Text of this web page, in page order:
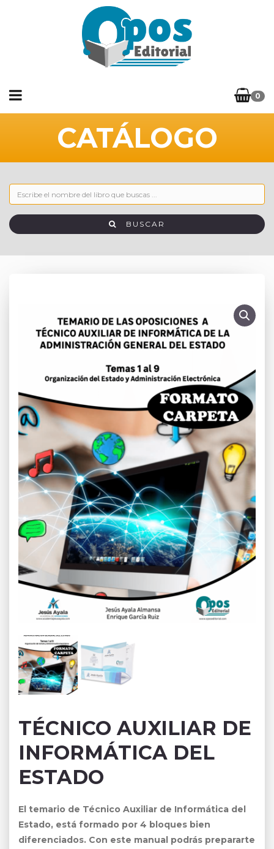
0
CATÁLOGO
BUSCAR
TÉCNICO AUXILIAR DE
INFORMÁTICA DEL
ESTADO
El temario de Técnico Auxiliar de Informática del
Estado, está formado por 4 bloques bien
diferenciados. Con este manual podrás prepararte